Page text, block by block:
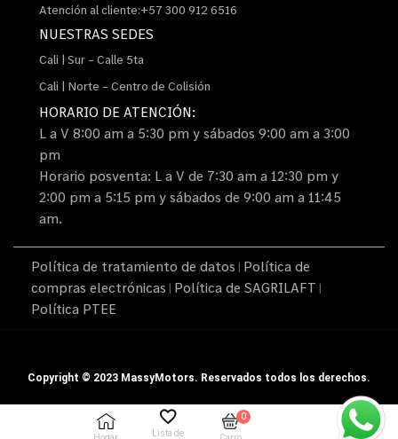
Atención al cliente:+57 300 912 6516
NUESTRAS SEDES
Cali | Sur – Calle 5ta
Cali | Norte – Centro de Colisión
HORARIO DE ATENCIÓN:
L a V 8:00 am a 5:30 pm y sábados 9:00 am a 3:00
pm
Horario posventa: L a V de 7:30 am a 12:30 pm y
2:00 pm a 5:15 pm y sábados de 9:00 am a 11:45
am.
Política de tratamiento de datos | Política de
compras electrónicas | Política de SAGRILAFT |
Política PTEE
Copyright © 2023 MassyMotors. Reservados todos los derechos.
Lista de
0